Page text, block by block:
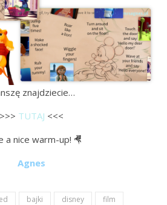
znajdziecie…
>>> TUTAJ <<<
a nice warm-up! 🤻
Agnes
bajki disney
film